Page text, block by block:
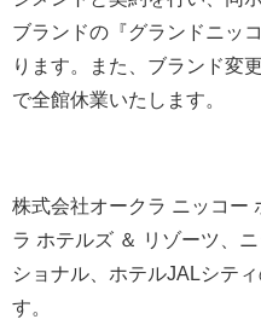
ブランドの『グランドニッ
ります。また、ブランド変
で全館休業いたします。
株式会社オークラ ニッコー
ラ ホテルズ ＆ リゾーツ、
ショナル、ホテルJALシテ
す。